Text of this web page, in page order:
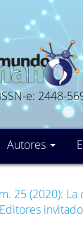
e: 2448-
Autores
25 (2020):